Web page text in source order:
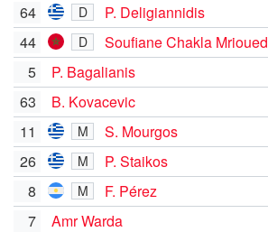
64
D P. Deligiannidis
44 D Soufiane Chakla Mrioued
5
P. Bagalianis
63
B. Kovacevic
11 M
S. Mourgos
26
M
P. Staikos
8
M
F. Pérez
7
Amr Warda